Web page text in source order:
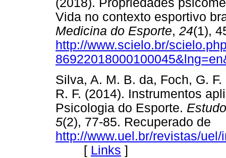
(2018). Propriedades
Vida no contexto esportivo
Medicina do Esporte, 24(1),
http://www.scielo.br/
Silva, A. M. B. da, Foch, G.
R. F. (2014). Instrumentos
Psicologia do Esporte.
5(2), 77-85. Recuperado de
http://www.uel.br/revistas/
[ Links ]